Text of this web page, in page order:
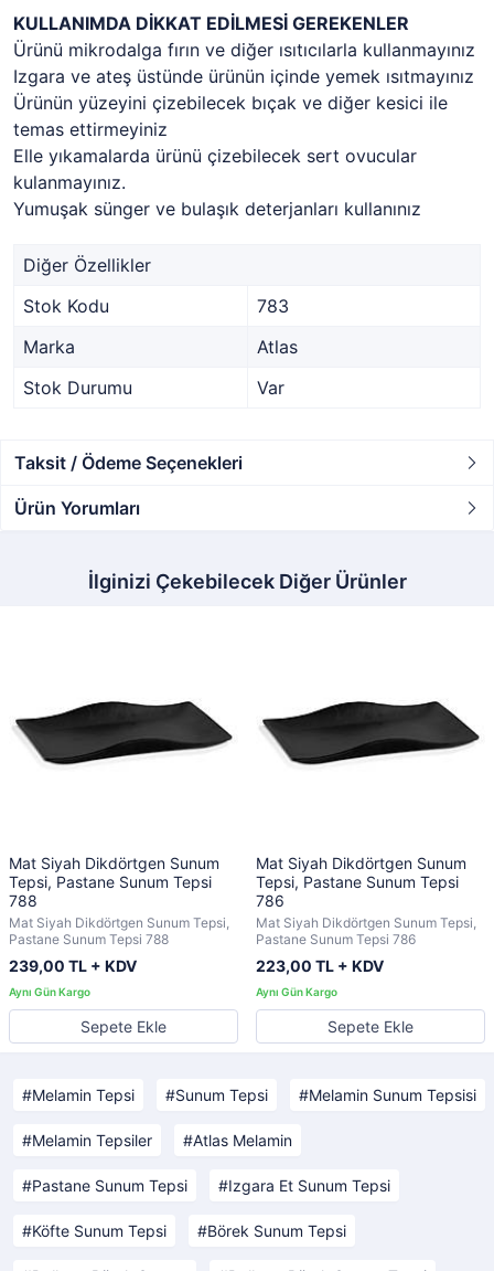
KULLANIMDA DİKKAT EDİLMESİ GEREKENLER
Ürünü mikrodalga fırın ve diğer ısıtıcılarla kullanmayınız
Izgara ve ateş üstünde ürünün içinde yemek ısıtmayınız
Ürünün yüzeyini çizebilecek bıçak ve diğer kesici ile
temas ettirmeyiniz
Elle yıkamalarda ürünü çizebilecek sert ovucular
kulanmayınız.
Yumuşak sünger ve bulaşık deterjanları kullanınız
Diğer Özellikler
Stok Kodu
783
Marka
Atlas
Stok Durumu
Var
Taksit / Ödeme Seçenekleri
Ürün Yorumları
İlginizi Çekebilecek Diğer Ürünler
Mat Siyah Dikdörtgen Sunum
Tepsi, Pastane Sunum Tepsi
788
Mat Siyah Dikdörtgen Sunum Tepsi,
Pastane Sunum Tepsi 788
239,00 TL + KDV
Sepete Ekle
Mat Siyah Dikdörtgen Sunum
Tepsi, Pastane Sunum Tepsi
786
Mat Siyah Dikdörtgen Sunum Tepsi,
Pastane Sunum Tepsi 786
223,00 TL + KDV
Sepete Ekle
Melamin Tepsi Sunum Tepsi Melamin Sunum Tepsisi
Melamin Tepsiler Atlas Melamin
Pastane Sunum Tepsi Izgara Et Sunum Tepsi
Köfte Sunum Tepsi Börek Sunum Tepsi